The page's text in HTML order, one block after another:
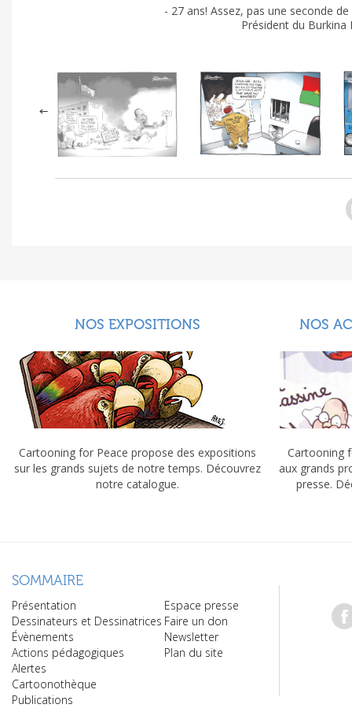
- 27 ans! Assez, pas une seconde
Président du
NOS EXPOSITIONS
Cartooning for Peace propose des expositions
sur les grands sujets de notre temps. Découvrez
notre catalogue.
NOS
Cartooning
aux grands
presse.
SOMMAIRE
Présentation
Dessinateurs et Dessinatrices
Évènements
Actions pédagogiques
Alertes
Cartoonothèque
Publications
Espace presse
Faire un don
Newsletter
Plan du site